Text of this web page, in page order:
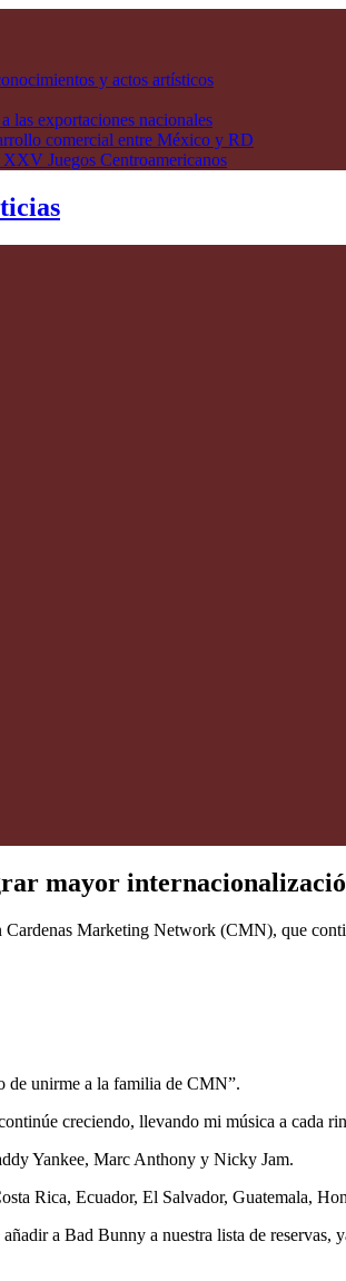
y actos artísticos
las exportaciones nacionales
comercial entre México y RD
Juegos Centroamericanos
mayor
Marketing Network (CMN), que
de unirme a la familia de CMN”.
creciendo, llevando mi música a cada
Yankee, Marc Anthony y Nicky Jam.
Rica, Ecuador, El Salvador, Guatemala,
a Bad Bunny a nuestra lista de reservas,